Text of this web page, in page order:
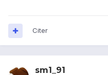
Citer
sm1_91